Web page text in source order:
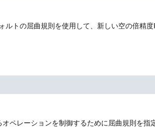
ルトの屈曲規則を使用して、新しい空の倍精度
ペレーションを制御するために屈曲規則を指